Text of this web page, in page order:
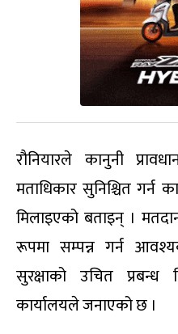
रौनियारले कानुनी
मताधिकार सुनिश्चित गर्न
मिलाइएको बताइन् ।
रूपमा सम्पन्न गर्न
सुरक्षाको उचित प्रबन्ध
कार्यालयले जनाएको छ ।